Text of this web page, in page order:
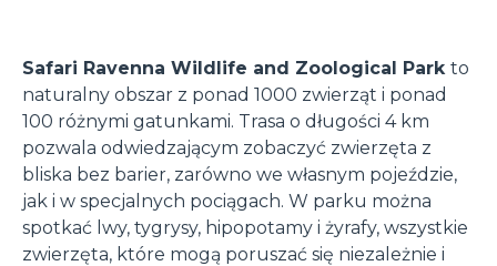
Safari Ravenna Wildlife and Zoological Park to
naturalny obszar z ponad 1000 zwierząt i ponad
100 różnymi gatunkami. Trasa o długości 4 km
pozwala odwiedzającym zobaczyć zwierzęta z
bliska bez barier, zarówno we własnym pojeździe,
jak i w specjalnych pociągach. W parku można
spotkać lwy, tygrysy, hipopotamy i żyrafy, wszystkie
zwierzęta, które mogą poruszać się niezależnie i